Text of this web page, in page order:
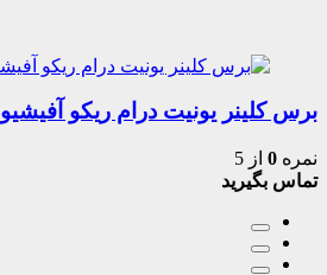
برس کلینر یونیت درام ریکو آفیشیو Richo Aficio
نمره 0 از 5
تماس بگیرید